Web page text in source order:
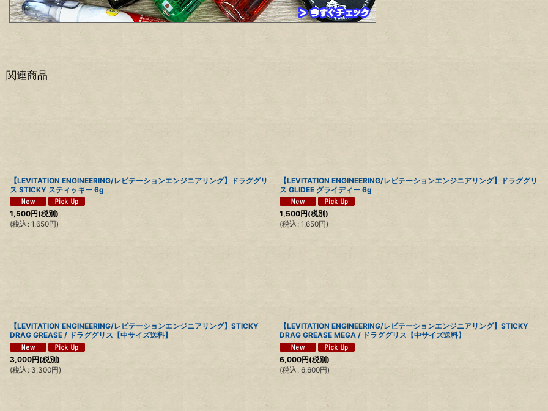
関連商品
【LEVITATION ENGINEERING/レビテーションエンジニアリング】ドラググリ
ス STICKY スティッキー 6g
1,500円(税別)
(税込 : 1,650円)
【LEVITATION ENGINEERING/レビテーションエンジニアリング】ドラググリ
ス GLIDEE グライディー 6g
1,500円(税別)
(税込 : 1,650円)
【LEVITATION ENGINEERING/レビテーションエンジニアリング】STICKY
DRAG GREASE / ドラググリス【中サイズ送料】
3,000円(税別)
(税込 : 3,300円)
【LEVITATION ENGINEERING/レビテーションエンジニアリング】STICKY
DRAG GREASE MEGA / ドラググリス【中サイズ送料】
6,000円(税別)
(税込 : 6,600円)